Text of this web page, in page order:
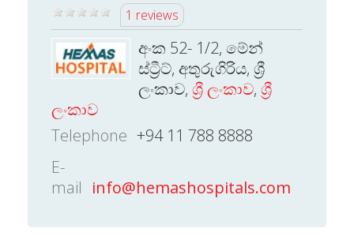
1 reviews
අංක 52- 1/2, මේන්
ස්ට්‍රීට්, අතුරුගිරිය, ශ්‍රී
ලංකාව, ශ්‍රී ලංකාව, ශ්‍රී
ලංකාව
Telephone +94 11 788 8888
E-
mail info@hemashospitals.com